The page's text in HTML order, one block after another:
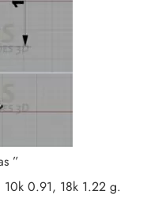
”
10k 0.91, 18k 1.22 g.